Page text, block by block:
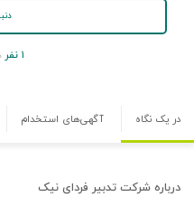
۱ نفر
در یک نگاه آگهی‌های استخدام
درباره شرکت تدبیر فردای نیک